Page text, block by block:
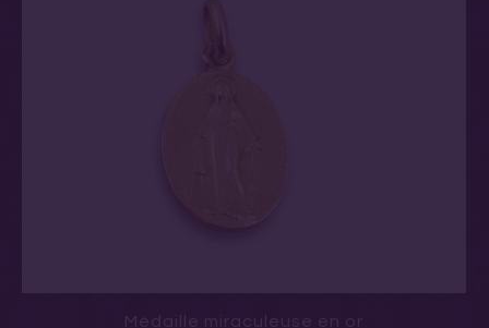
Médaille miraculeuse en or